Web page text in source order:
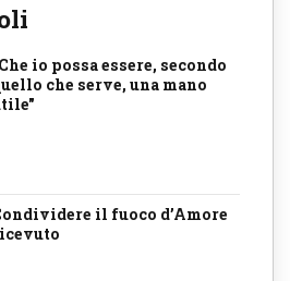
io possa essere, secondo
che serve, una mano
il fuoco d’Amore